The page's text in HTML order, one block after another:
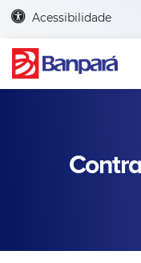
Acessibilidade